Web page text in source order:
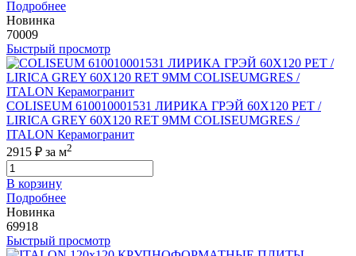
Подробнее
Новинка
70009
Быстрый просмотр
COLISEUM 610010001531 ЛИРИКА ГРЭЙ 60X120 РЕТ /
LIRICA GREY 60X120 RET 9MM COLISEUMGRES /
ITALON Керамогранит
2915 ₽ за м2
В корзину
Подробнее
Новинка
69918
Быстрый просмотр